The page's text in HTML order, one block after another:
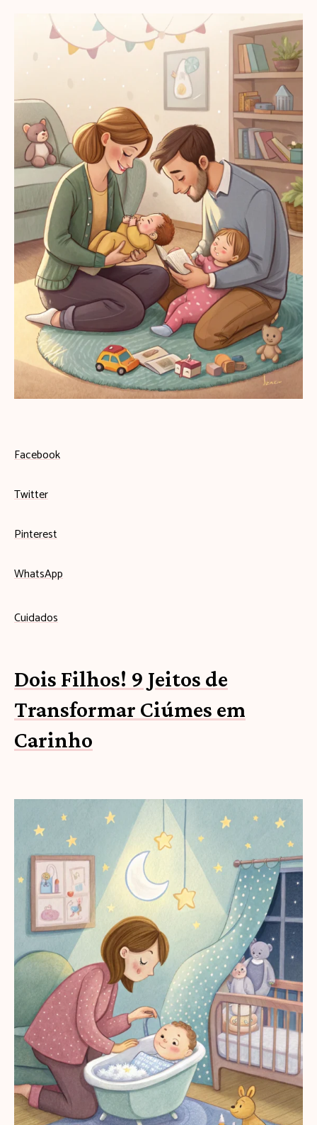
Facebook
Twitter
Pinterest
WhatsApp
Cuidados
Dois Filhos! 9 Jeitos de
Transformar Ciúmes em
Carinho